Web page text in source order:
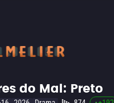
do Mal: Preto